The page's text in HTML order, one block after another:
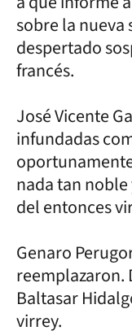
sobre la nueva
despertado
francés.
José Vicente
infundadas
nada tan
del entonces
Genaro
reemplazaron.
Baltasar
virrey.